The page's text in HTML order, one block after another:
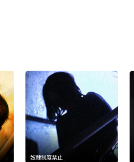
奴隷制度禁止